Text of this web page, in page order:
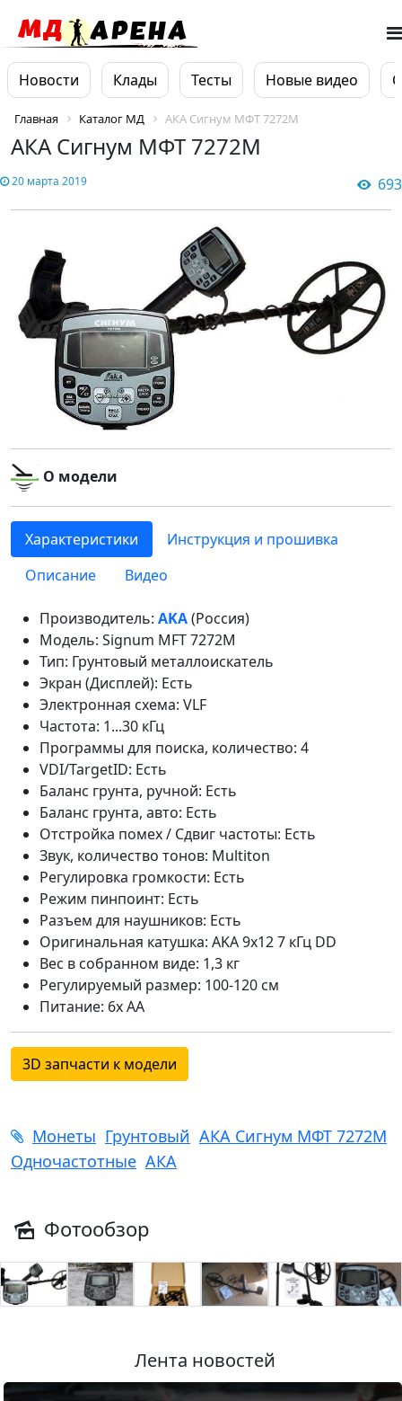
Новости Клады Тесты Новые видео
Главная Каталог МД АКА Сигнум МФТ 7272М
АКА Сигнум МФТ 7272М
20 марта 2019 693
О модели
Характеристики
Инструкция и прошивка
Описание
Видео
Производитель: AKA(Россия)
Модель: Signum MFT 7272M
Тип: Грунтовый металлоискатель
Экран (Дисплей): Есть
Электронная схема: VLF
Частота: 1...30 кГц
Программы для поиска, количество: 4
VDI/TargetID: Есть
Баланс грунта, ручной: Есть
Баланс грунта, авто: Есть
Отстройка помех / Сдвиг частоты: Есть
Звук, количество тонов: Multiton
Регулировка громкости: Есть
Режим пинпоинт: Есть
Разъем для наушников: Есть
Оригинальная катушка: AKA 9х12 7 кГц DD
Вес в собранном виде: 1,3 кг
Регулируемый размер: 100-120 см
Питание: 6x AA
3D запчасти к модели
Монеты Грунтовый АКА Сигнум МФТ 7272M
Одночастотные АКА
Фотообзор
Лента новостей